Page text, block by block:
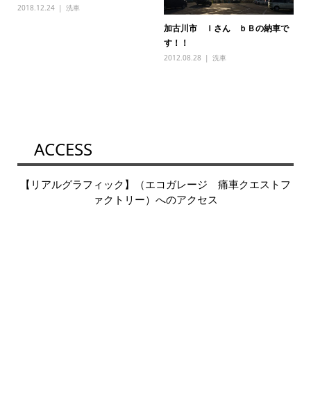
2018.12.24 洗車
加古川市 Ｉさん ｂＢの納車で
す！！
2012.08.28 洗車
ACCESS
【リアルグラフィック】（エコガレージ 痛車クエストフ
ァクトリー）へのアクセス